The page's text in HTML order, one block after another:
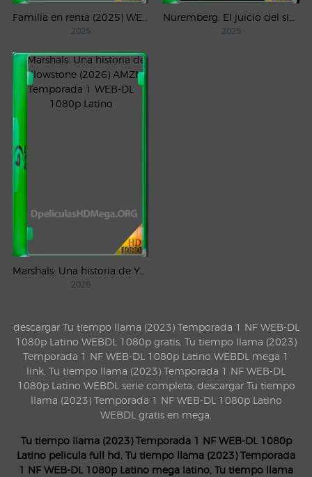
2025 2025
Marshals: Una historia de Yellowstone (2026) AMZN Temporada 1 WEB-DL 1080p Latino
2026
descargar Tu tiempo llama (2023) Temporada 1 NF WEB-DL
1080p Latino WEBDL 1080p gratis, Tu tiempo llama (2023)
Temporada 1 NF WEB-DL 1080p Latino WEBDL mega 1
link, Tu tiempo llama (2023) Temporada 1 NF WEB-DL
1080p Latino WEBDL serie completa, descargar Tu tiempo
llama (2023) Temporada 1 NF WEB-DL 1080p Latino
WEBDL gratis en mega.
Tu tiempo llama (2023) Temporada 1 NF WEB-DL 1080p
Latino pelicula full hd, Tu tiempo llama (2023) Temporada
1 NF WEB-DL 1080p Latino mega latino, Tu tiempo llama